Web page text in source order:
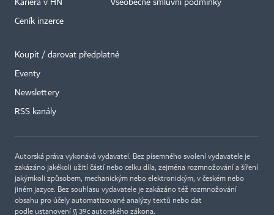
Kariéra v HN
Ceník inzerce
Všeobecné smluvní podmínky
Koupit / darovat předplatné
Eventy
Newslettery
RSS kanály
Autorská práva vykonává vydavatel. Bez písemného svolení vydavatele je
zakázáno jakékoli užití částí nebo celku díla, zejména rozmnožování a šíření
jakýmkoli způsobem, mechanickým nebo elektronickým, v českém nebo
jiném jazyce. Bez souhlasu vydavatele je zakázáno též rozmnožování
obsahu pro účely automatizované analýzy textů nebo dat
podle ustanovení § 39c autorského zákona.